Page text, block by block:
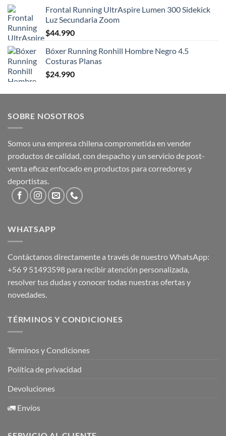
Frontal Running UltrAspire Lumen 300 Sidekick
Luz Secundaria Zoom
$44.990
Bóxer Running Ronhill Hombre Negro 4.5
Costuras Planas
$24.990
SOBRE NOSOTROS
Somos una empresa chilena comprometida en vender
productos de calidad, con despacho y un servicio de post-
venta eficaz enfocado en productos para corredores y
deportistas.
WHATSAPP
Contáctanos directamente a través de nuestro WhatsApp:
+56 9 51493598 para recibir atención personalizada,
resolver tus dudas y conocer todas nuestras ofertas y
novedades.
TÉRMINOS Y CONDICIONES
Términos y Condiciones
Política de privacidad
Devoluciones
🚛 Envíos